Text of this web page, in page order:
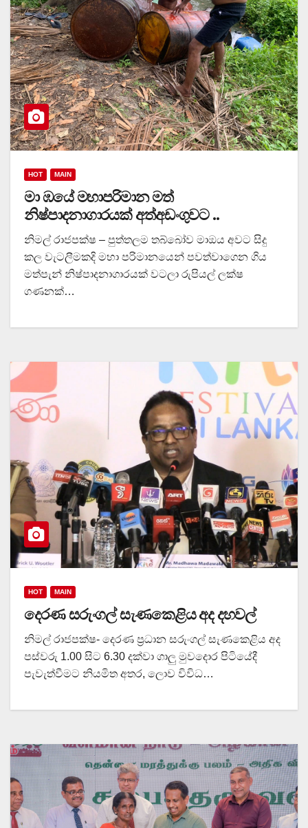
HOT MAIN
මා ඹයේ මහාපරිමාන මත්
නිෂ්පාදනාගාරයක් අත්අඩංගුවට ..
නිමල් රාජපක්ෂ – පුත්තලම තබ්බෝව මාඔය අවට සිදු
කල වැටලීමකදි මහා පරිමානයෙන් පවත්වාගෙන ගිය
මත්පැන් නිෂ්පාදනාගාරයක් වටලා රුපියල් ලක්ෂ
ගණනක්…
HOT MAIN
දෙරණ සරුංගල් සැණකෙළිය අද දහවල්
නිමල් රාජපක්ෂ- දෙරණ ප්‍රධාන සරුංගල් සැණකෙළිය අද
පස්වරු 1.00 සිට 6.30 දක්වා ගාලු මුවදොර පිටියේදී
පැවැත්වීමට නියමිත අතර, ලොව විවිධ…